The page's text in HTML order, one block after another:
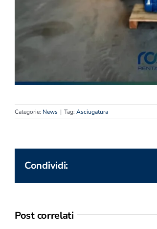
Categorie: News | Tag: Asciugatura
Condividi:
Post correlati